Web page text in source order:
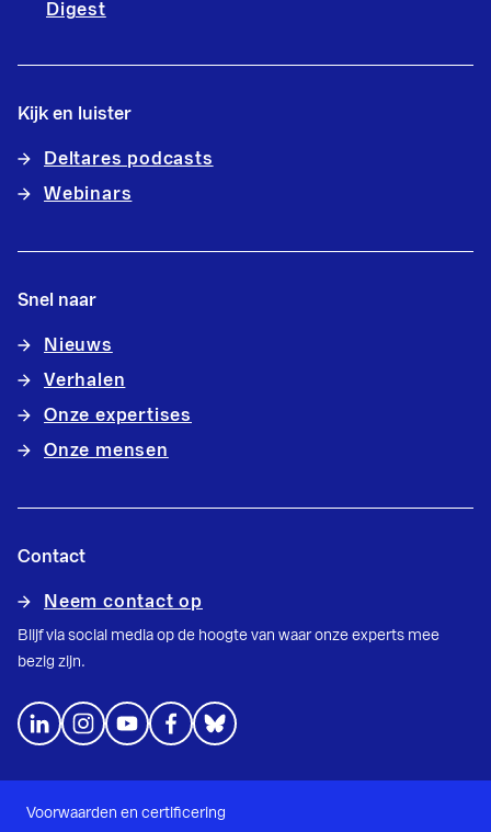
Digest
Kijk en luister
Deltares podcasts
Webinars
Snel naar
Nieuws
Verhalen
Onze expertises
Onze mensen
Contact
Neem contact op
Blijf via social media op de hoogte van waar onze experts mee
bezig zijn.
Voorwaarden en certificering